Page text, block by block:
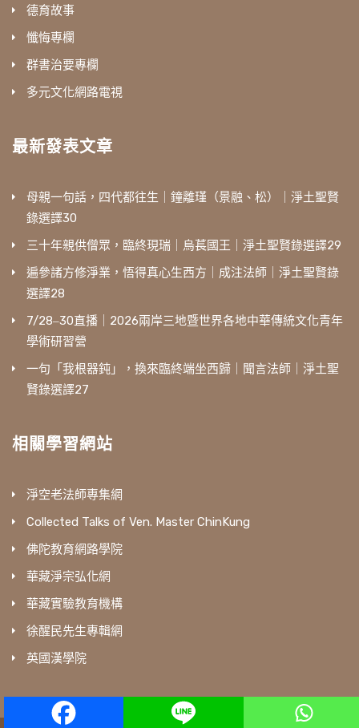
德育故事
懺悔專欄
群書治要專欄
多元文化網路電視
最新發表文章
母親一句話，四代都往生｜鐘離瑾（景融、松）｜淨土聖賢
錄選譯30
三十年親供僧眾，臨終現瑞｜烏萇國王｜淨土聖賢錄選譯29
遍參諸方修淨業，悟得真心生西方｜成注法師｜淨土聖賢錄
選譯28
7/28‒30直播｜2026兩岸三地暨世界各地中華傳統文化青年
學術研習營
一句「我根器鈍」，換來臨終端坐西歸｜聞言法師｜淨土聖
賢錄選譯27
相關學習網站
淨空老法師專集網
Collected Talks of Ven. Master ChinKung
佛陀教育網路學院
華藏淨宗弘化網
華藏實驗教育機構
徐醒民先生專輯網
英國漢學院